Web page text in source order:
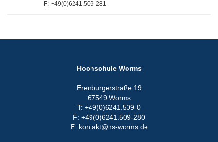
F: +49(0)6241.509-281
Hochschule Worms
Erenburgerstraße 19
67549 Worms
T: +49(0)6241.509-0
F: +49(0)6241.509-280
E: kontakt@hs-worms.de